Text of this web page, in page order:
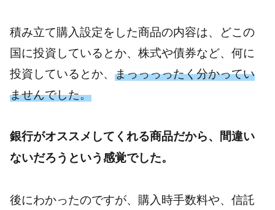
積み立て購入設定をした商品の内容は、どこの
国に投資しているとか、株式や債券など、何に
投資しているとか、 まっっっったく分かってい
ませんでした。
銀行がオススメしてくれる商品だから、間違い
ないだろうという感覚でした。
後にわかったのですが、購入時手数料や、信託